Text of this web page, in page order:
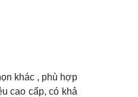
khác , phù hợp
cao cấp, có khả